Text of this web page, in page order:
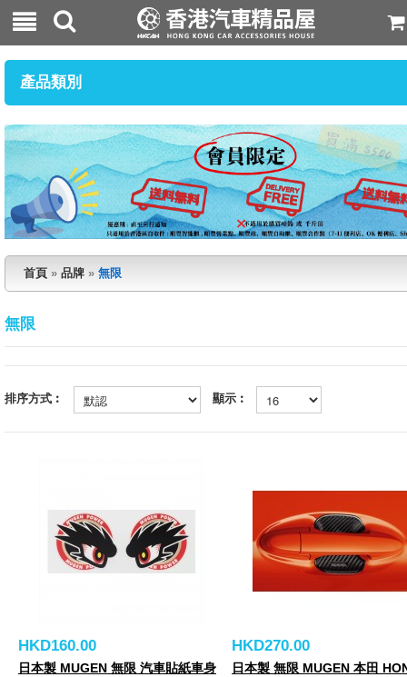
產品類別
首頁 » 品牌 » 無限
無限
排序方式︰ 顯示︰
HKD160.00
日本製 MUGEN 無限 汽車貼紙車身
HKD270.00
日本製 無限 MUGEN 本田